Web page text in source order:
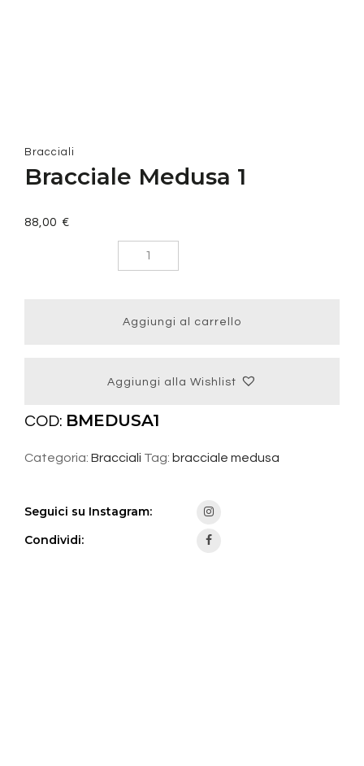
Bracciali
Bracciale Medusa 1
88,00 €
Aggiungi al carrello
Aggiungi alla Wishlist
COD: BMEDUSA1
Categoria: Bracciali Tag: bracciale medusa
Seguici su Instagram:
Condividi: